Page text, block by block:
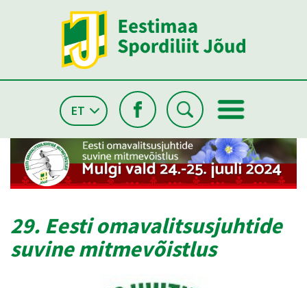
ET
29. Eesti omavalitsusjuhtide
suvine mitmevõistlus